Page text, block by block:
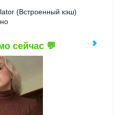
(Встроенный кэш)
сейчас 💬